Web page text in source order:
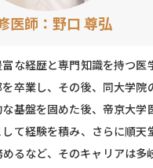
医師：野口 尊弘
な経歴と専門知識を持つ医
卒業し、その後、同大学院
基盤を固めた後、帝京大学
て経験を積み、さらに順天
るなど、そのキャリアは多